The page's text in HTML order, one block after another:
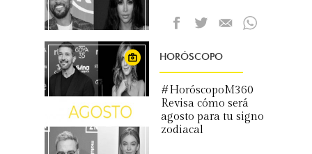
HORÓSCOPO
#HoróscopoM360
Revisa cómo será
agosto para tu signo
zodiacal